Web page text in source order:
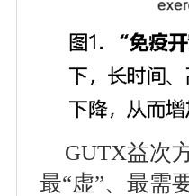
GUTX益次
最“虚”、最需